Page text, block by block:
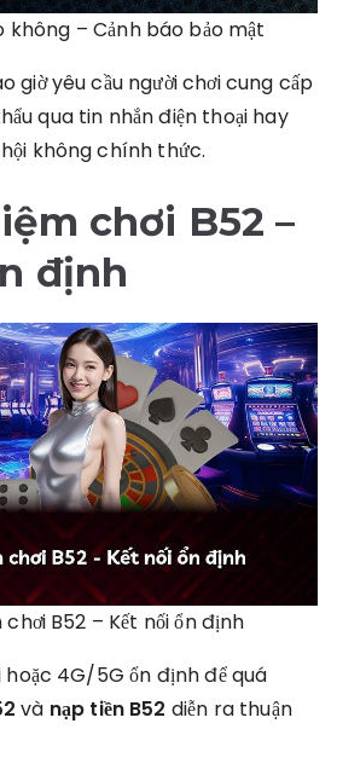
không – Cảnh báo bảo mật
giờ yêu cầu người chơi cung cấp
qua tin nhắn điện thoại hay
không chính thức.
chơi B52 –
định
B52 – Kết nối ổn định
hoặc 4G/5G ổn định để quá
và nạp tiền B52 diễn ra thuận